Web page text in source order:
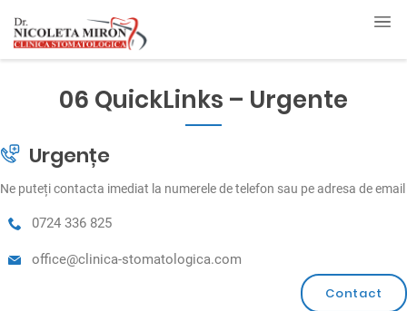
06 QuickLinks – Urgente
Urgențe
Ne puteți contacta imediat la numerele de telefon sau pe adresa de email
0724 336 825
office@clinica-stomatologica.com
Contact